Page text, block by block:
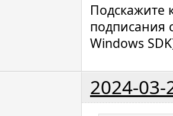
Подскажите
подписания
Windows
2024-03-